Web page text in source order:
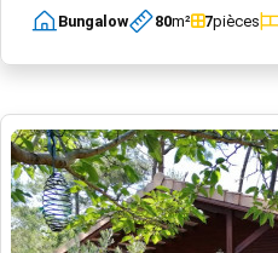
Bungalow 80m² 7pièces